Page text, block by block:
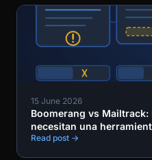
15 June 2026
Boomerang vs
necesitan una
Read post →